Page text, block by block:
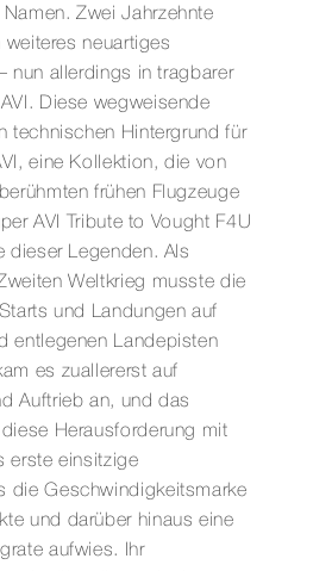
Zwei Jahrzehnte
neuartiges
nun allerdings in tragbarer
Diese wegweisende
technischen Hintergrund für
eine Kollektion, die von
frühen Flugzeuge
AVI Tribute to Vought F4U
dieser Legenden. Als
Weltkrieg musste die
und Landungen auf
entlegenen Landepisten
es zuallererst auf
Auftrieb an, und das
Herausforderung mit
erste einsitzige
die Geschwindigkeitsmarke
und darüber hinaus eine
aufwies. Ihr